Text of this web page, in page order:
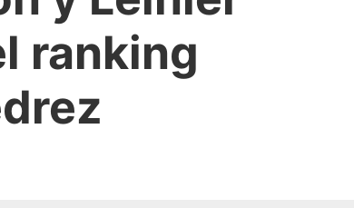
ranking